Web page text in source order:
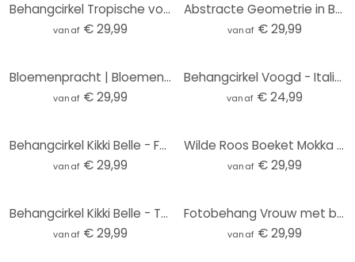
Behangcirkel Tropische vogels in het bos in de nacht - Haase - vliesbehang/zelfklevend vliesbehang
vanaf € 29,99
Abstracte Geometrie in Balans Fotobehang - Ristova - Rond - vliesbehang/zelfklevend vliesbehang
vanaf € 29,99
Bloemenpracht | Bloemenbehang - Boomkroon - Rond - vliesbehang/zelfklevend vliesbehang
vanaf € 29,99
Behangcirkel Voogd - Italiaans Landschap met Parasoldennen (lichte versie) - vliesbehang/zelfklevend
vanaf € 24,99
Behangcirkel Kikki Belle - Forest Wonder - vliesbehang/zelfklevend vliesbehang
vanaf € 29,99
Wilde Roos Boeket Mokka Mousse Bloemen Fotobehang - Anijs illustratie - Rond - vliesbehang/zelfkleve
vanaf € 29,99
Behangcirkel Kikki Belle - Tropische Vogels in het zwart wit - vliesbehang/zelfklevend vliesbehang
vanaf € 29,99
Fotobehang Vrouw met bloemenkroon en katten - Hülya - Rond - Zelfklevend/niet-geweven
vanaf € 29,99